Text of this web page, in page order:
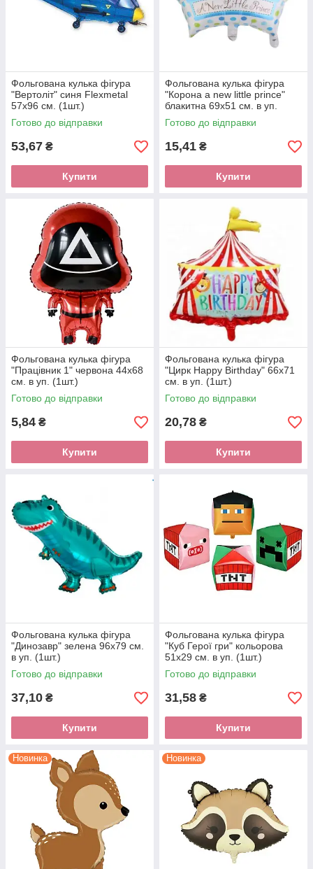
Фольгована кулька фігура
"Вертоліт" синя Flexmetal
57х96 см. (1шт.)
Готово до відправки
53,67 ₴
Купити
Фольгована кулька фігура
"Корона a new little prince"
блакитна 69х51 см. в уп.
(1шт.)
Готово до відправки
15,41 ₴
Купити
Фольгована кулька фігура
"Працівник 1" червона 44х68
см. в уп. (1шт.)
Готово до відправки
5,84 ₴
Купити
Фольгована кулька фігура
"Цирк Happy Birthday" 66х71
см. в уп. (1шт.)
Готово до відправки
20,78 ₴
Купити
Фольгована кулька фігура
"Динозавр" зелена 96x79 см.
в уп. (1шт.)
Готово до відправки
37,10 ₴
Купити
Фольгована кулька фігура
"Куб Герої гри" кольорова
51х29 см. в уп. (1шт.)
Готово до відправки
31,58 ₴
Купити
Новинка Новинка